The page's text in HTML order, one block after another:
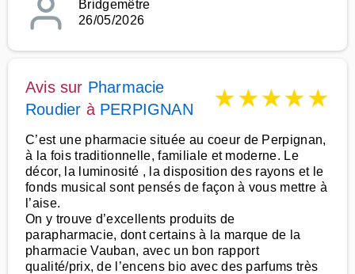
Bridgemêtre
26/05/2026
Avis sur Pharmacie
Roudier à PERPIGNAN ★★★★★
C’est une pharmacie située au coeur de Perpignan,
à la fois traditionnelle, familiale et moderne. Le
décor, la luminosité , la disposition des rayons et le
fonds musical sont pensés de façon à vous mettre à
l’aise.
On y trouve d’excellents produits de
parapharmacie, dont certains à la marque de la
pharmacie Vauban, avec un bon rapport
qualité/prix, de l’encens bio avec des parfums très